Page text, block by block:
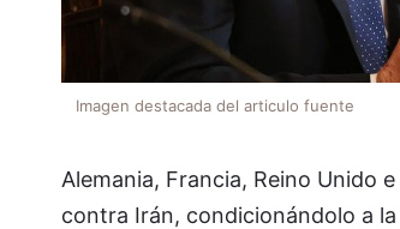
Imagen destacada del articulo fuente
Alemania, Francia, Reino Unido
contra Irán, condicionándolo a